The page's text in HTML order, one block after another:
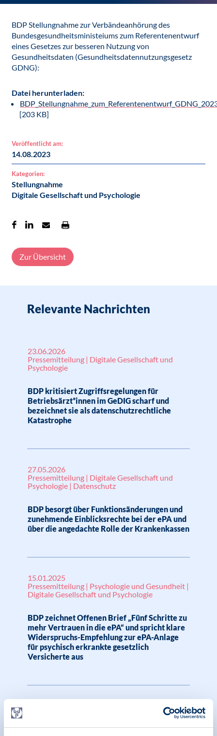
BDP Stellungnahme zur Verbändeanhörung des
Bundesgesundheitsministeiums zum Referentenentwurf
eines Gesetzes zur besseren Nutzung von
Gesundheitsdaten (Gesundheitsdatennutzungsgesetz
GDNG):
Datei herunterladen:
[203 KB]
Veröffentlicht am:
14.08.2023
Kategorien:
Stellungnahme
Digitale Gesellschaft und Psychologie
Zur Übersicht
Relevante Nachrichten
23.06.2026
Pressemitteilung | Digitale Gesellschaft und
Psychologie
BDP kritisiert Zugriffsregelungen für
Betriebsärzt*innen im GeDIG scharf und
bezeichnet sie als datenschutzrechtliche
Katastrophe
27.05.2026
Pressemitteilung | Digitale Gesellschaft und
Psychologie | Datenschutz
BDP besorgt über Funktionsänderungen und
zunehmende Einblicksrechte bei der ePA und
über die angedachte Rolle der Krankenkassen
15.01.2025
Pressemitteilung | Psychologie und Gesundheit |
Digitale Gesellschaft und Psychologie
BDP zeichnet Offenen Brief „Fünf Schritte zu
mehr Vertrauen in die ePA“ und spricht klare
Widerspruchs-Empfehlung zur ePA-Anlage
für psychisch erkrankte gesetzlich
Versicherte aus
Pressemitteilung | Digitale Gesellschaft und